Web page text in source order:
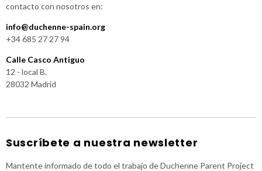
contacto con nosotros en:
info@duchenne-spain.org
+34 685 27 27 94
Calle Casco Antiguo
12 - local B.
28032 Madrid
Suscríbete a nuestra newsletter
Mantente informado de todo el trabajo de Duchenne Parent Project